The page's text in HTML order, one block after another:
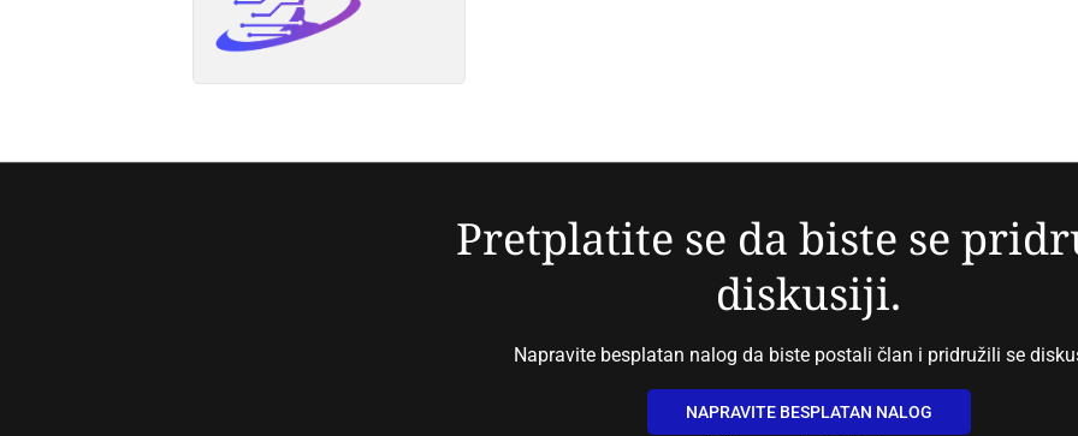
Pretplatite se da biste se
diskusiji.
Napravite besplatan nalog da biste postali član i pridružili se
NAPRAVITE BESPLATAN NALOG